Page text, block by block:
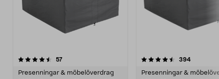
57recensioner
Presenningar & möbelöverdrag
4.5 av 5 stjärnor 394
Presenningar &
4.5 av 5 stjärnor